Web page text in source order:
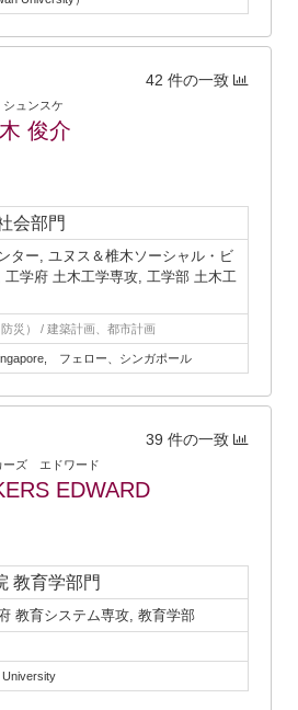
42 件の一致
ュンスケ
俊介
会部門
ター, ユヌス＆椎木ソーシャル・ビ
工学府 土木工学専攻, 工学部 土木工
災） / 建築計画、都市計画
フェロー、シンガポール
39 件の一致
ーズ エドワード
EDWARD
教育学部門
教育システム専攻, 教育学部
University